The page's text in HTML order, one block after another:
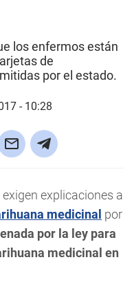
los enfermos están
de
por el estado.
- 10:28
exigen explicaciones a
medicinal por
por la ley para
medicinal en